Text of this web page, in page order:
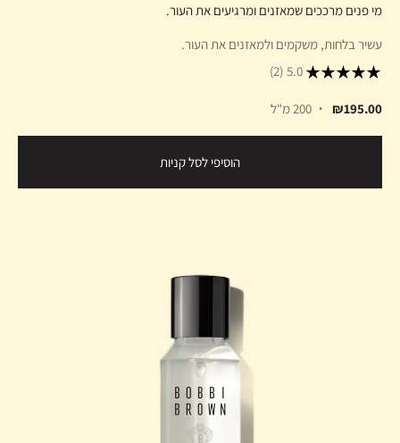
מי פנים מרככים שמאזנים ומרגיעים את העור.
עשיר בלחות, משקמים ולמאזנים את העור.
5.0
(2)
₪195.00 200 מ"ל
הוסיפי לסל קניות